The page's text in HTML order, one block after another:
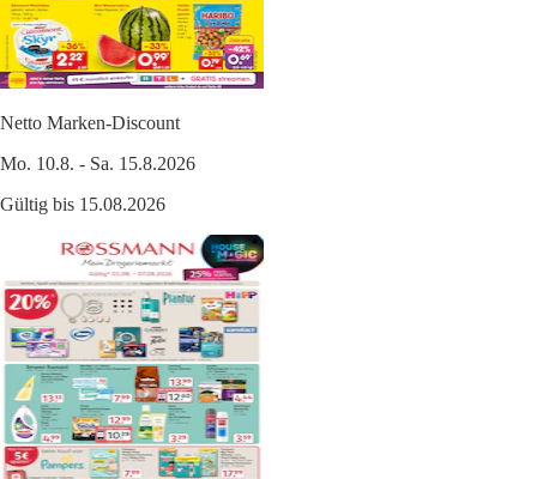
Netto Marken-Discount
Mo. 10.8. - Sa. 15.8.2026
Gültig bis 15.08.2026